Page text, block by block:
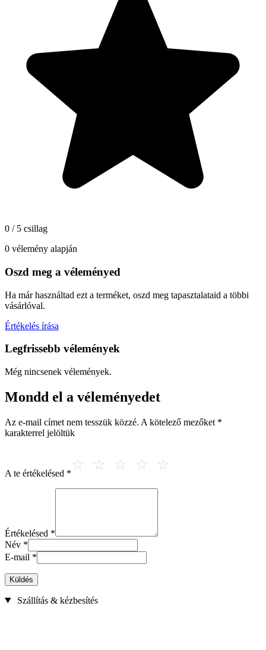
0 / 5 csillag
0 vélemény alapján
Oszd meg a véleményed
Ha már használtad ezt a terméket, oszd meg tapasztalataid a többi
vásárlóval.
Értékelés írása
Legfrissebb vélemények
Még nincsenek vélemények.
Mondd el a véleményedet
Az e-mail címet nem tesszük közzé. A kötelező mezőket *
karakterrel jelöltük
A te értékelésed *
Értékelésed *
Név *
E-mail *
Küldés
Szállítás & kézbesítés